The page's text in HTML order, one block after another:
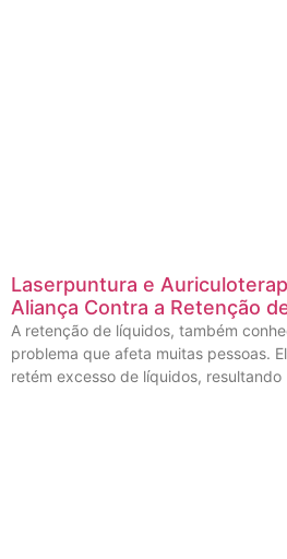
Laserpuntura e
Aliança Contra a Retenção
A retenção de líquidos, também
problema que afeta muitas pessoas.
retém excesso de líquidos, resultando